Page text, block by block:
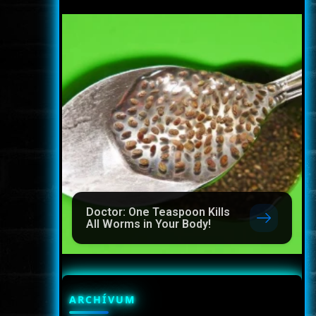
Doctor: One Teaspoon Kills
All Worms in Your Body!
ARCHÍVUM